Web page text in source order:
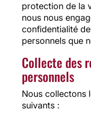
protection de la
nous nous
confidentialité
personnels que
Collecte des
personnels
Nous collectons
suivants :